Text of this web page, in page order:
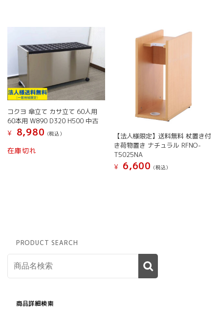
コクヨ 傘立て カサ立て 60人用
60本用 W890 D320 H500 中古
¥
8,980 (税込）
在庫切れ
【法人様限定】送料無料 杖置き付
き荷物置き ナチュラル RFNO-
T5025NA
¥
6,600 (税込）
PRODUCT SEARCH
商品詳細検索